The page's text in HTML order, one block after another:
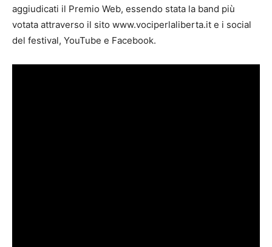
aggiudicati il Premio Web, essendo stata la band più
votata attraverso il sito www.vociperlaliberta.it e i social
del festival, YouTube e Facebook.